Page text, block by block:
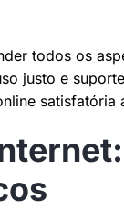
todos os
justo e
satisfatória